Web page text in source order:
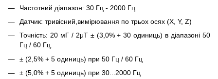
Частотний діапазон: 30 Гц - 2000 Гц
Датчик: тривісний,вимірювання по трьох осях (X, Y, Z)
Точність: 20 мГ / 2μT ± (3,0% + 30 одиниць) в діапазоні 50
Гц / 60 Гц.
± (2,5% + 5 одиниць) при 50 Гц / 60 Гц
± (5,0% + 5 одиниць) при 30...2000 Гц